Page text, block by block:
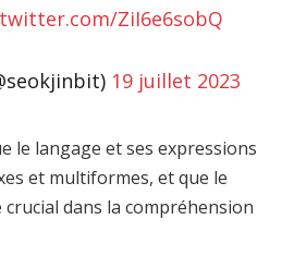
ZiI6e6sobQ
19 juillet 2023
le langage et ses expressions
et multiformes, et que le
dans la compréhension